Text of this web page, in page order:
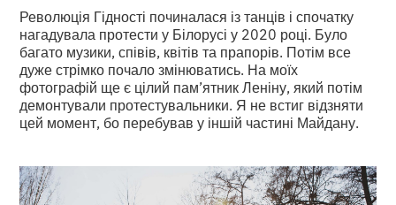
Революція Гідності починалася із танців і спочатку
нагадувала протести у Білорусі у 2020 році. Було
багато музики, співів, квітів та прапорів. Потім все
дуже стрімко почало змінюватись. На моїх
фотографій ще є цілий пам’ятник Леніну, який потім
демонтували протестувальники. Я не встиг відзняти
цей момент, бо перебував у іншій частині Майдану.